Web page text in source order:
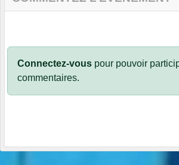
Connectez-vous pour pouvoir
commentaires.